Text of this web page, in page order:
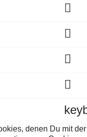




denen Du mit der